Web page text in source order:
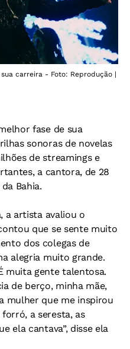
carreira - Foto: Reprodução |
fase de sua
sonoras de novelas
de streamings e
a cantora, de 28
Bahia.
a artista avaliou o
que se sente muito
dos colegas de
alegria muito grande.
muita gente talentosa.
de berço, minha mãe,
mulher que me inspirou
a seresta, as
ela cantava”, disse ela